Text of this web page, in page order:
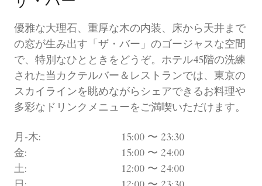
ザ・バー
優雅な大理石、重厚な木の内装、床から天井まで
の窓が生み出す「ザ・バー」のゴージャスな空間
で、特別なひとときをどうぞ。ホテル45階の洗練
された当カクテルバー＆レストランでは、東京の
スカイラインを眺めながらシェアできるお料理や
多彩なドリンクメニューをご満喫いただけます。
月-木:
15:00 〜 23:30
金:
15:00 〜 24:00
土:
12:00 〜 24:00